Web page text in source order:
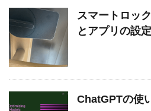
スマートロッ
とアプリの設定
ChatGPTの使